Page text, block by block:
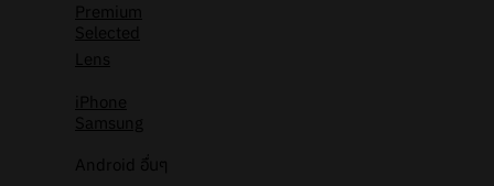
Premium
Selected
Lens
iPhone
Samsung
Android อื่นๆ